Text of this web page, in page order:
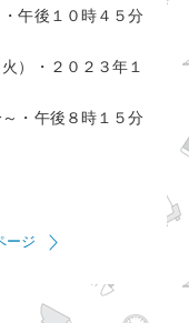
午後１０時４５分
）・２０２３年１
・午後８時１５分
ージ